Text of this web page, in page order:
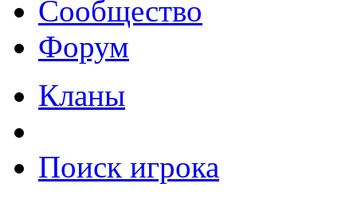
Сообщество
Форум
Кланы
Поиск игрока